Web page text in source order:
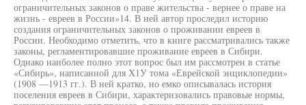
ограничительных законов о праве жительства - вернее о праве на
жизнь - евреев в России»14. В ней автор проследил историю
создания ограничительных законов о проживании евреев в
России. Необходимо отметить, что в книге рассматривались также
законы, регламентировавшие проживание евреев в Сибири.
Однако наиболее полно этот вопрос был им рассмотрен в статье
«Сибирь», написанной для Х1У тома «Еврейской энциклопедии»
(1908 —1913 гг.). В ней кратко, но емко описывалась история
поселения евреев в Сибири, характеризовались правовые нормы,